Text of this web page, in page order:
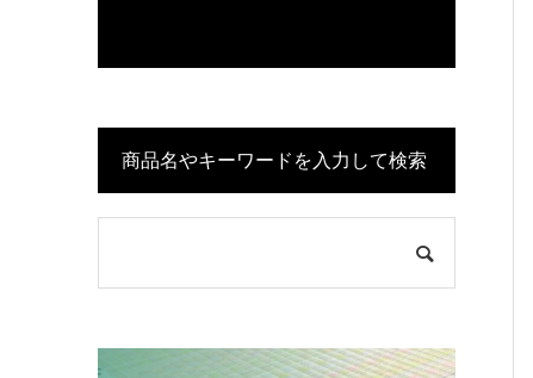
商品名やキーワードを入力して検索